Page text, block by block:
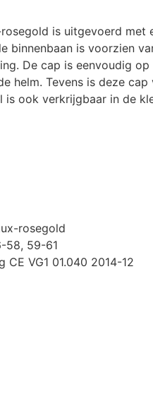
is uitgevoerd met
binnenbaan is voorzien
De cap is eenvoudig
helm. Tevens is deze
is ook verkrijgbaar in de
rosegold
58, 59-61
VG1 01.040 2014-12